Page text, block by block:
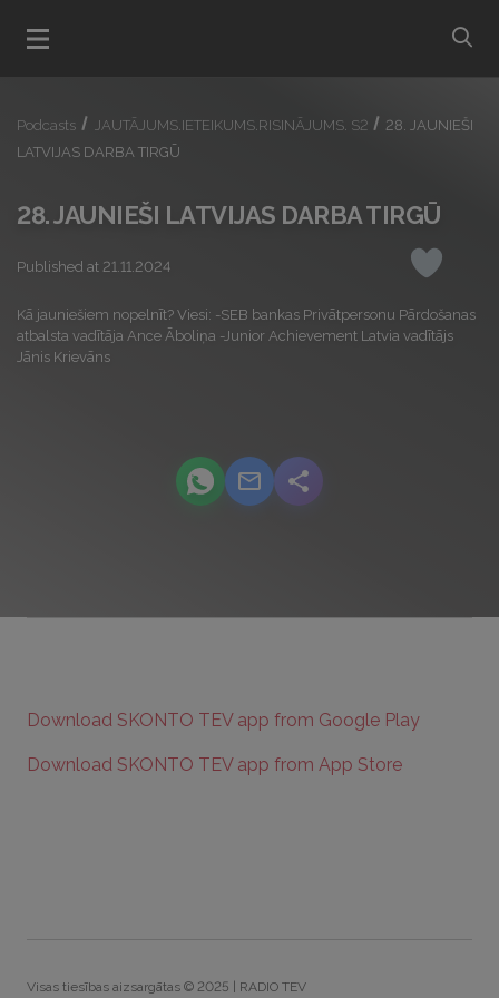
Open menu
Podcasts JAUTĀJUMS.IETEIKUMS.RISINĀJUMS. S2
28. JAUNIEŠI
LATVIJAS DARBA TIRGŪ
28. JAUNIEŠI LATVIJAS DARBA TIRGŪ
Published at 21.11.2024 Like
Kā jauniešiem nopelnīt? Viesi: -SEB bankas Privātpersonu Pārdošanas
atbalsta vadītāja Ance Āboliņa -Junior Achievement Latvia vadītājs
Jānis Krievāns
podcast.share-title WhatsApp
podcast.share-title Email
podcast.share-title
Download SKONTO TEV app from Google Play
Download SKONTO TEV app from App Store
Visas tiesības aizsargātas © 2025 | RADIO TEV